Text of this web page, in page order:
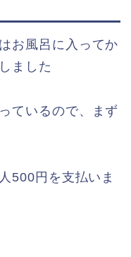
お風呂に入ってか
ました
ているので、まず
500円を支払いま